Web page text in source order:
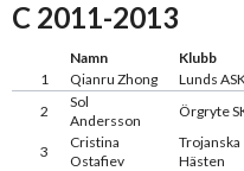
C 2011-2013
Namn Klubb
1
Qianru Zhong Lunds
2
Sol
Andersson
Örgryte
3
Cristina
Ostafiev
Trojanska
Hästen